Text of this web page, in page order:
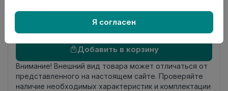
комплекта
Осталось1 шт
Добавить в корзину
Внимание! Внешний вид товара может отличаться от
представленного на настоящем сайте. Проверяйте
наличие необходимых характеристик и комплектации
Я согласен